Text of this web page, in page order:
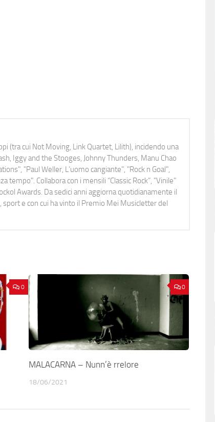
(tra cui Not Moving, Link Quartet, Lilith), incidendo una
Iggy and the Stooges, Johnny Thunders, Manu Chao
"Paul Weller, L’uomo cangiante", "Rock n Goal",
tempo". Collabora con i mensili “Classic Rock”, "Vinile"
Awards. Da sedici anni aggiorna quotidianamente il
e con cui ha vinto il Premio Mei Musicletter del
0 0
MALACARNA – Nunn’è rrelore
18/06/2021